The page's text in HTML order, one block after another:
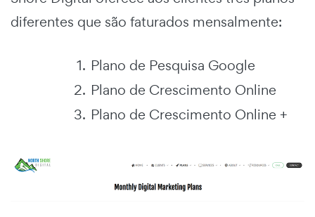
diferentes que são faturados mensalmente:
Plano de Pesquisa Google
Plano de Crescimento Online
Plano de Crescimento Online +